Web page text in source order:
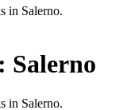
in Salerno.
Salerno
in Salerno.